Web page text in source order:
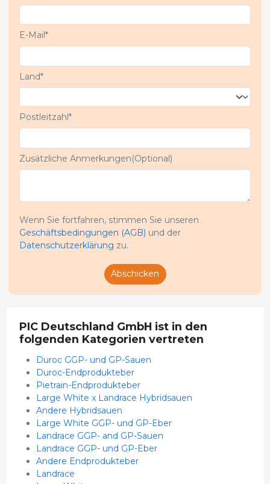
E-Mail*
Land*
Postleitzahl*
Zusätzliche Anmerkungen(Optional)
Wenn Sie fortfahren, stimmen Sie unseren
Geschäftsbedingungen (AGB) und der
Datenschutzerklärung zu.
Abschicken
PIC Deutschland GmbH ist in den
folgenden Kategorien vertreten
Duroc GGP- und GP-Sauen
Duroc-Endprodukteber
Pietrain-Endprodukteber
Large White x Landrace Hybridsauen
Andere Hybridsauen
Large White GGP- und GP-Eber
Landrace GGP- and GP-Sauen
Landrace GGP- und GP-Eber
Andere Endprodukteber
Landrace